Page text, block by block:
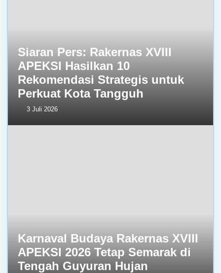
Siaran Pers: Rakernas XVIII
APEKSI Hasilkan 10
Rekomendasi Strategis untuk
Perkuat Kota Tangguh
3 Juli 2026
Karnaval Budaya Rakernas XVIII
APEKSI 2026 Tetap Semarak di
Tengah Guyuran Hujan